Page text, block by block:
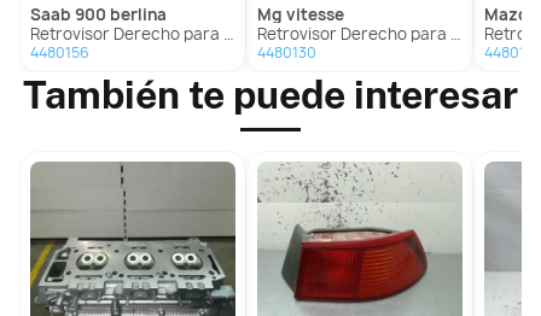
saab 900 berlina
Retrovisor Derecho para Saab 900 Berlina
4480156
mg vitesse
Retrovisor Derecho para Mg Vitesse
4480130
mazda
También te puede interesar